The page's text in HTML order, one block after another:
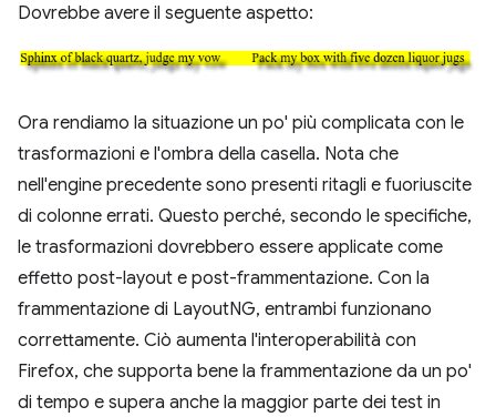
Dovrebbe avere il seguente aspetto:
Ora rendiamo la situazione un po' più complicata con le
trasformazioni e l'ombra della casella. Nota che
nell'engine precedente sono presenti ritagli e fuoriuscite
di colonne errati. Questo perché, secondo le specifiche,
le trasformazioni dovrebbero essere applicate come
effetto post-layout e post-frammentazione. Con la
frammentazione di LayoutNG, entrambi funzionano
correttamente. Ciò aumenta l'interoperabilità con
Firefox, che supporta bene la frammentazione da un po'
di tempo e supera anche la maggior parte dei test in